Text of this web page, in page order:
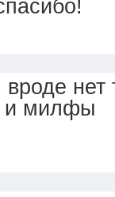
нет
и милфы